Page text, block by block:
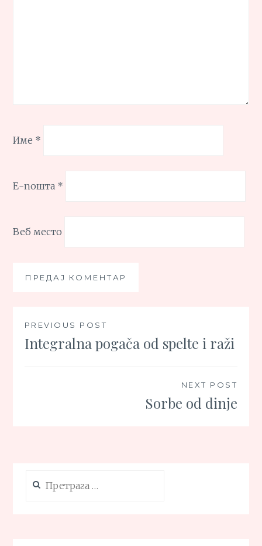
Име *
Е-пошта *
Веб место
Кретање
чланка
PREVIOUS POST
Integralna pogača od spelte i raži
NEXT POST
Sorbe od dinje
за: